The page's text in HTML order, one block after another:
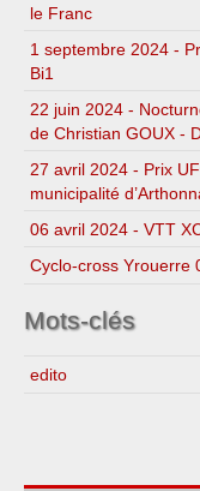
le Franc
1 septembre 2024 -
Bi1
22 juin 2024 -
de Christian GOUX -
27 avril 2024 - Prix
municipalité
06 avril 2024 - VTT
Cyclo-cross Yrouerre
Mots-clés
edito